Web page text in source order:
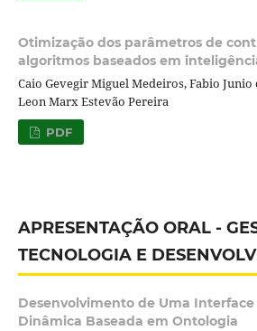
Otimização dos parâmetros de
algoritmos baseados em
Caio Gevegir Miguel Medeiros, Fabio Junio
Leon Marx Estevão Pereira
PDF
APRESENTAÇÃO ORAL -
TECNOLOGIA E
Desenvolvimento de Uma Interface
Dinâmica Baseada em Ontologia